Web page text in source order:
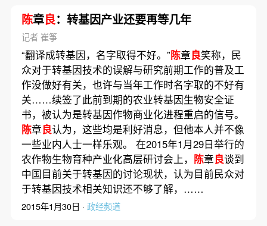
陈章良：转基因产业还要再等几年
记者 崔筝
“翻译成转基因，名字取得不好。”陈章良笑称，民
众对于转基因技术的误解与研究前期工作的普及工
作没做好有关，也许与当年工作时名字取的不好有
关……续签了此前到期的农业转基因生物安全证
书，被认为是转基因作物商业化进程重启的信号。
陈章良认为，这些均是利好消息，但他本人并不像
一些业内人士一样乐观。 在2015年1月29日举行的
农作物生物育种产业化高层研讨会上， 陈章良谈到
中国目前关于转基因的讨论现状，认为目前民众对
于转基因技术相关知识还不够了解，……
2015年1月30日 · 政经频道